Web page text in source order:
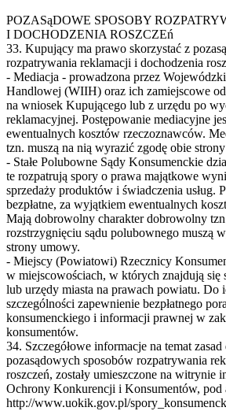
POZASąDOWE SPOSOBY
I DOCHODZENIA ROSZCZEń
33. Kupujący ma prawo skorzystać z
rozpatrywania reklamacji i dochodzenia
- Mediacja - prowadzona przez
Handlowej (WIIH) oraz ich zamiejscowe
na wniosek Kupującego lub z urzędu po
reklamacyjnej. Postępowanie mediacyjne
ewentualnych kosztów rzeczoznawców.
tzn. muszą na nią wyrazić zgodę obie
- Stałe Polubowne Sądy Konsumenckie
te rozpatrują spory o prawa majątkowe
sprzedaży produktów i świadczenia usług.
bezpłatne, za wyjątkiem ewentualnych
Mają dobrowolny charakter dobrowolny
rozstrzygnięciu sądu polubownego muszą
strony umowy.
- Miejscy (Powiatowi) Rzecznicy
w miejscowościach, w których znajdują się
lub urzędy miasta na prawach powiatu. Do
szczególności zapewnienie bezpłatnego
konsumenckiego i informacji prawnej w
konsumentów.
34. Szczegółowe informacje na temat
pozasądowych sposobów rozpatrywania
roszczeń, zostały umieszczone na witrynie
Ochrony Konkurencji i Konsumentów, pod
http://www.uokik.gov.pl/